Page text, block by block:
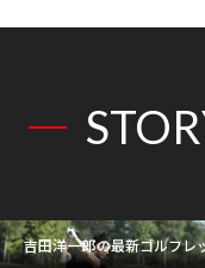
吉田洋一郎の最新ゴルフレ